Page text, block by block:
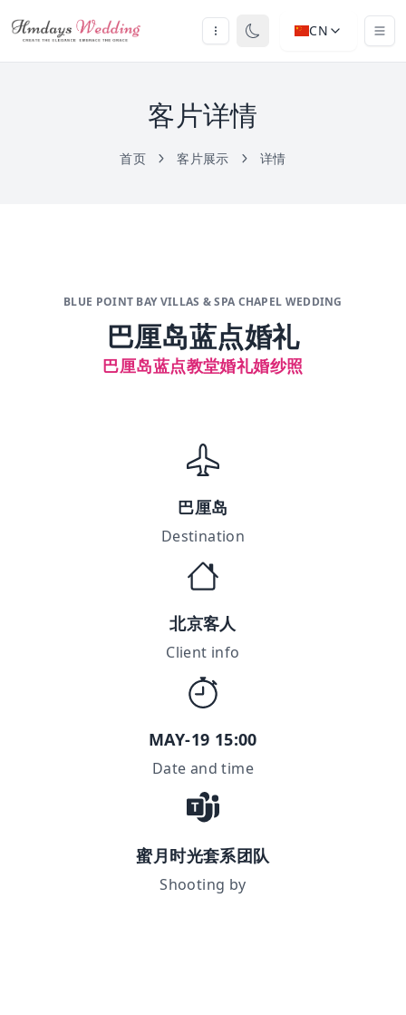
CN
客片详情
首页 客片展示 详情
BLUE POINT BAY VILLAS & SPA CHAPEL WEDDING
巴厘岛蓝点婚礼
巴厘岛蓝点教堂婚礼婚纱照
巴厘岛
Destination
北京客人
Client info
MAY-19 15:00
Date and time
蜜月时光套系团队
Shooting by